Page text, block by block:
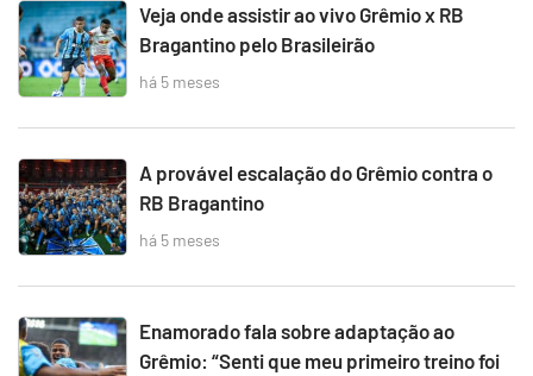
Veja onde assistir ao vivo Grêmio x RB
Bragantino pelo Brasileirão
há 5 meses
A provável escalação do Grêmio contra o
RB Bragantino
há 5 meses
Enamorado fala sobre adaptação ao
Grêmio: “Senti que meu primeiro treino foi